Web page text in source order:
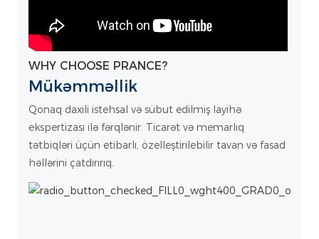
WHY CHOOSE PRANCE?
Mükəmməllik
Qonaq daxili istehsal və sübut edilmiş layihə
ekspertizası ilə fərqlənir. Ticarət və memarlıq
tətbiqləri üçün etibarlı, özelleştirilebilir tavan və fasad
həllərini çatdırırıq.